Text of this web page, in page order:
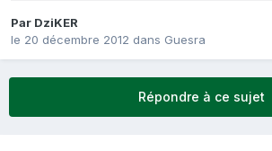
Par DziKER
le 20 décembre 2012 dans Guesra
Répondre à ce sujet